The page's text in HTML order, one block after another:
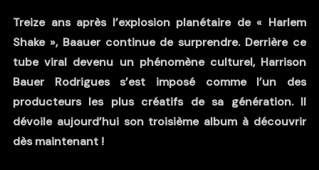
Treize ans après l’explosion planétaire de « Harlem
Shake », Baauer continue de surprendre. Derrière ce
tube viral devenu un phénomène culturel, Harrison
Bauer Rodrigues s’est imposé comme l’un des
producteurs les plus créatifs de sa génération. Il
dévoile aujourd’hui son troisième album à découvrir
dès maintenant !